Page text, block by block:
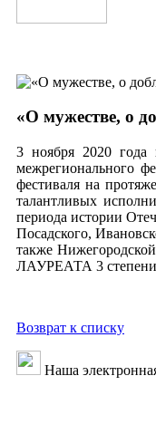
«О мужестве, о
3 ноября 2020 года
межрегионального
фестиваля на
талантливых
периода истории
Посадского,
также
ЛАУРЕАТА 3
Возврат к списку
Наша